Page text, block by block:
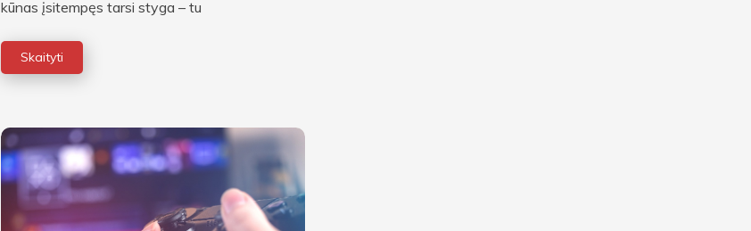
kūnas įsitempęs tarsi styga – tu
Skaityti